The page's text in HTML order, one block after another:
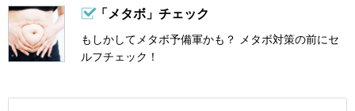
「メタボ」チェック
もしかしてメタボ予備軍かも？ メタボ対策の前にセ
ルフチェック！